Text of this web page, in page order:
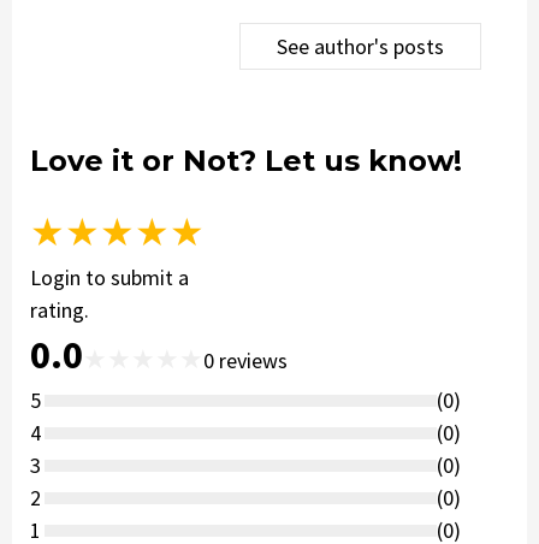
See author's posts
Love it or Not? Let us know!
★★★★★
Login to submit a
rating.
0.0 0 reviews
5
(0)
4
(0)
3
(0)
2
(0)
1
(0)